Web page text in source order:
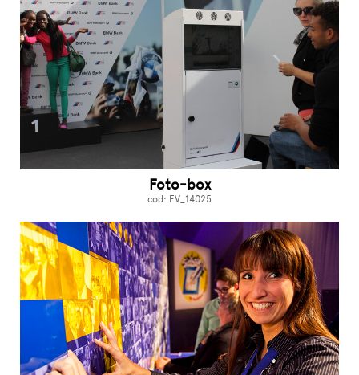
Foto-box
cod: EV_14025